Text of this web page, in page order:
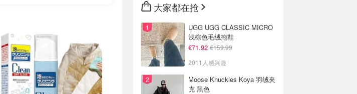
大家都在抢
UGG UGG CLASSIC MICRO
浅棕色毛绒拖鞋
€71.92 €159.99
2011人感兴趣
Moose Knuckles Koya 羽绒夹
克 黑色